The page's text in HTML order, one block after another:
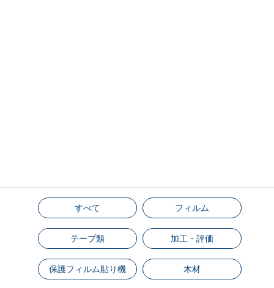
すべて フィルム
テープ類 加工・評価
保護フィルム貼り機 木材